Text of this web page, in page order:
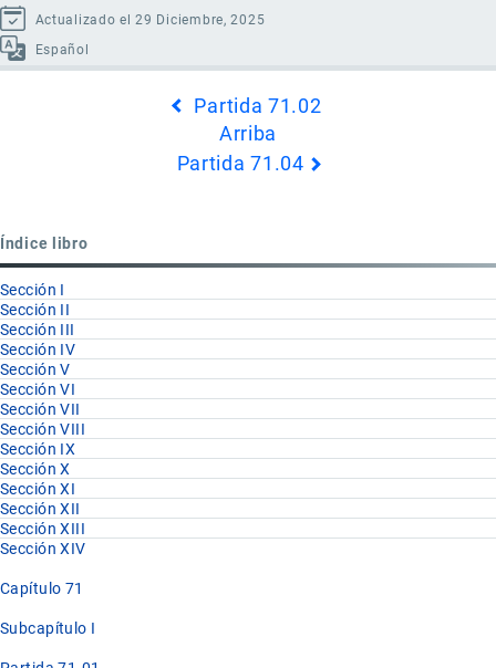
Actualizado el 29 Diciembre, 2025
Español
Partida 71.02
Arriba
Partida 71.04
Índice libro
Sección I
Sección II
Sección III
Sección IV
Sección V
Sección VI
Sección VII
Sección VIII
Sección IX
Sección X
Sección XI
Sección XII
Sección XIII
Sección XIV
Capítulo 71
Subcapítulo I